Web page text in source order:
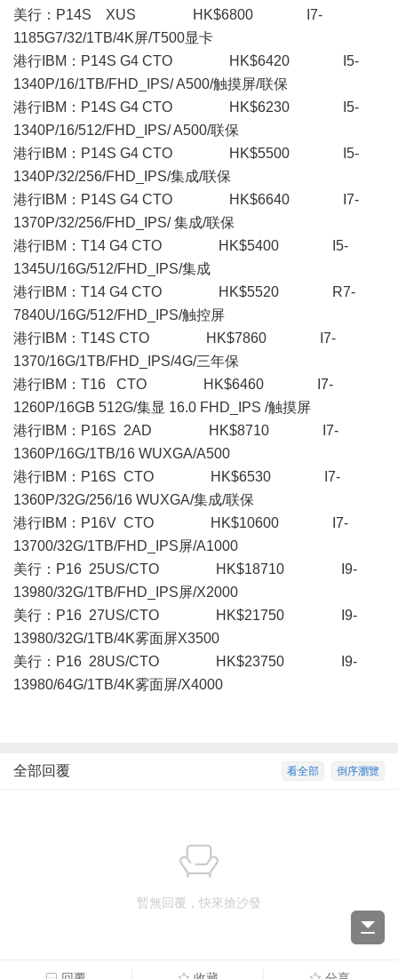
美行：P14S XUS HK$6800 I7-
1185G7/32/1TB/4K屏/T500显卡
港行IBM：P14S G4 CTO HK$6420 I5-
1340P/16/1TB/FHD_IPS/ A500/触摸屏/联保
港行IBM：P14S G4 CTO HK$6230 I5-
1340P/16/512/FHD_IPS/ A500/联保
港行IBM：P14S G4 CTO HK$5500 I5-
1340P/32/256/FHD_IPS/集成/联保
港行IBM：P14S G4 CTO HK$6640 I7-
1370P/32/256/FHD_IPS/ 集成/联保
港行IBM：T14 G4 CTO HK$5400 I5-
1345U/16G/512/FHD_IPS/集成
港行IBM：T14 G4 CTO HK$5520 R7-
7840U/16G/512/FHD_IPS/触控屏
港行IBM：T14S CTO HK$7860 I7-
1370/16G/1TB/FHD_IPS/4G/三年保
港行IBM：T16 CTO HK$6460 I7-
1260P/16GB 512G/集显 16.0 FHD_IPS /触摸屏
港行IBM：P16S 2AD HK$8710 I7-
1360P/16G/1TB/16 WUXGA/A500
港行IBM：P16S CTO HK$6530 I7-
1360P/32G/256/16 WUXGA/集成/联保
港行IBM：P16V CTO HK$10600 I7-
13700/32G/1TB/FHD_IPS屏/A1000
美行：P16 25US/CTO HK$18710 I9-
13980/32G/1TB/FHD_IPS屏/X2000
美行：P16 27US/CTO HK$21750 I9-
13980/32G/1TB/4K雾面屏X3500
美行：P16 28US/CTO HK$23750 I9-
13980/64G/1TB/4K雾面屏/X4000
倒序瀏覽
看全部
全部回覆
暫無回覆，快來搶沙發